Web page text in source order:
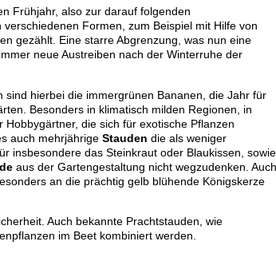
Frühjahr, also zur darauf folgenden
verschiedenen Formen, zum Beispiel mit Hilfe von
gezählt. Eine starre Abgrenzung, was nun eine
neue Austreiben nach der Winterruhe der
sind hierbei die immergrünen Bananen, die Jahr für
Besonders in klimatisch milden Regionen, in
Hobbygärtner, die sich für exotische Pflanzen
auch mehrjährige Stauden die als weniger
insbesondere das Steinkraut oder Blaukissen, sowie
aus der Gartengestaltung nicht wegzudenken. Auch
an die prächtig gelb blühende Königskerze
Auch bekannte Prachtstauden, wie
im Beet kombiniert werden.